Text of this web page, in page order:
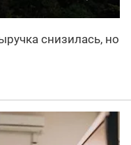
снизилась, но